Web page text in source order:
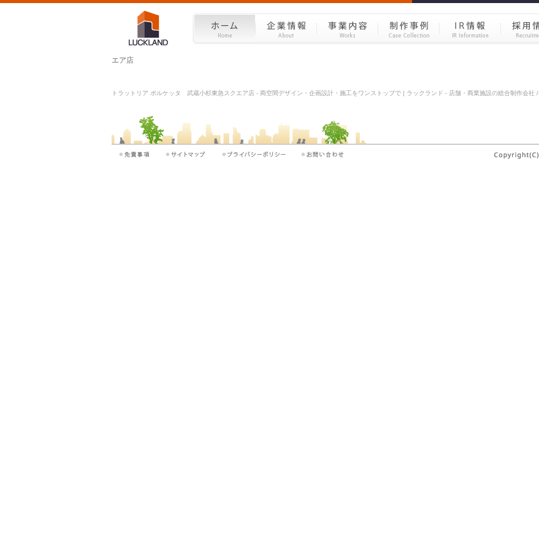
エア店
トラットリア ポルケッタ 武蔵小杉東急スクエア店 - 商空間デザイン・企画設計・施工をワンストップで | ラックランド - 店舗・商業施設の総合制作会社 /